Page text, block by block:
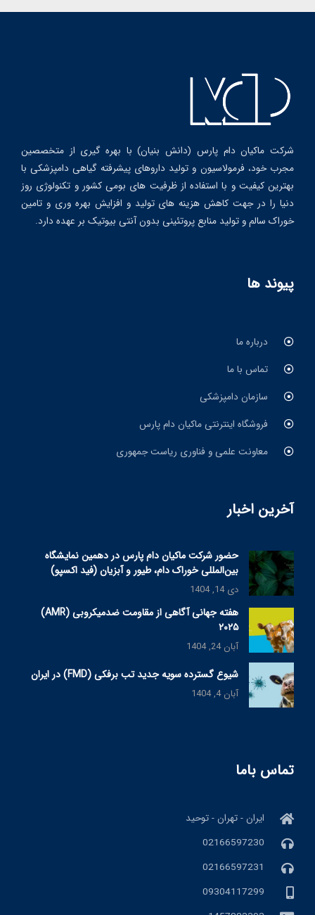
شرکت ماکیان دام پارس (دانش بنیان) با بهره گیری از متخصصین
مجرب خود، فرمولاسیون و تولید داروهای پیشرفته گیاهی دامپزشکی با
بهترین کیفیت و با استفاده از ظرفیت های بومی کشور و تکنولوژی روز
دنیا را در جهت کاهش هزینه های تولید و افزایش بهره وری و تامین
خوراک سالم و تولید منابع پروتئینی بدون آنتی بیوتیک بر عهده دارد.
پیوند ها
درباره ما
تماس با ما
سازمان دامپزشکی
فروشگاه اینترنتی ماکیان دام پارس
معاونت علمی و فناوری ریاست جمهوری
آخرین اخبار
حضور شرکت ماکیان دام پارس در دهمین نمایشگاه
بین‌المللی خوراک دام، طیور و آبزیان (فید اکسپو)
دی 14, 1404
هفته جهانی آگاهی از مقاومت ضدمیکروبی (AMR)
۲۰۲۵
آبان 24, 1404
شیوع گسترده سویه جدید تب برفکی (FMD) در ایران
آبان 4, 1404
تماس باما
ایران - تهران - توحید
02166597230
02166597231
09304117299